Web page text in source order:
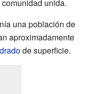
unida.
una población de
aproximadamente
de superficie.